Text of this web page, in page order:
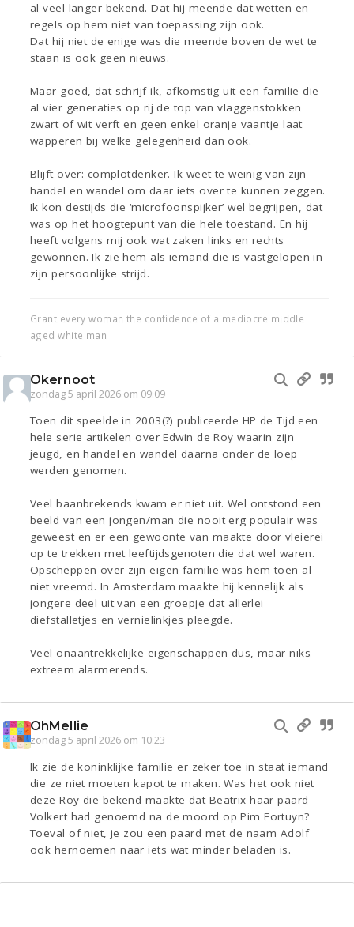
al veel langer bekend. Dat hij meende dat wetten en
regels op hem niet van toepassing zijn ook.
Dat hij niet de enige was die meende boven de wet te
staan is ook geen nieuws.
Maar goed, dat schrijf ik, afkomstig uit een familie die
al vier generaties op rij de top van vlaggenstokken
zwart of wit verft en geen enkel oranje vaantje laat
wapperen bij welke gelegenheid dan ook.
Blijft over: complotdenker. Ik weet te weinig van zijn
handel en wandel om daar iets over te kunnen zeggen.
Ik kon destijds die ‘microfoonspijker’ wel begrijpen, dat
was op het hoogtepunt van die hele toestand. En hij
heeft volgens mij ook wat zaken links en rechts
gewonnen. Ik zie hem als iemand die is vastgelopen in
zijn persoonlijke strijd.
Grant every woman the confidence of a mediocre middle
aged white man
Okernoot
zondag 5 april 2026 om 09:09
Toen dit speelde in 2003(?) publiceerde HP de Tijd een
hele serie artikelen over Edwin de Roy waarin zijn
jeugd, en handel en wandel daarna onder de loep
werden genomen.
Veel baanbrekends kwam er niet uit. Wel ontstond een
beeld van een jongen/man die nooit erg populair was
geweest en er een gewoonte van maakte door vleierei
op te trekken met leeftijdsgenoten die dat wel waren.
Opscheppen over zijn eigen familie was hem toen al
niet vreemd. In Amsterdam maakte hij kennelijk als
jongere deel uit van een groepje dat allerlei
diefstalletjes en vernielinkjes pleegde.
Veel onaantrekkelijke eigenschappen dus, maar niks
extreem alarmerends.
OhMellie
zondag 5 april 2026 om 10:23
Ik zie de koninklijke familie er zeker toe in staat iemand
die ze niet moeten kapot te maken. Was het ook niet
deze Roy die bekend maakte dat Beatrix haar paard
Volkert had genoemd na de moord op Pim Fortuyn?
Toeval of niet, je zou een paard met de naam Adolf
ook hernoemen naar iets wat minder beladen is.